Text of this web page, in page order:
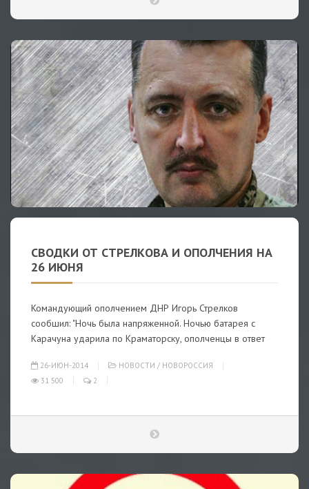
СВОДКИ ОТ СТРЕЛКОВА И ОПОЛЧЕНИЯ НА
26 ИЮНЯ
Командующий ополчением ДНР Игорь Стрелков
сообшил: "Ночь была напряженной. Ночью батарея с
Карачуна ударила по Краматорску, ополченцы в ответ
26-ИЮН-2014 НОВОСТИ / НОВОРОССИЯ
31 500
2